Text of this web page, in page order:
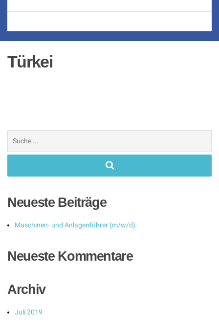
Türkei
nach:
Neueste Beiträge
Maschinen- und Anlagenführer (m/w/d)
Neueste Kommentare
Archiv
Juli 2019